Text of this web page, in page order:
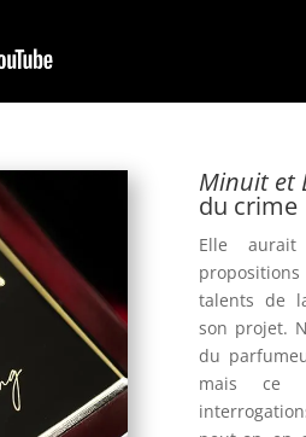
Minuit et
du crime
Elle
talents de
son projet.
du
mais ce